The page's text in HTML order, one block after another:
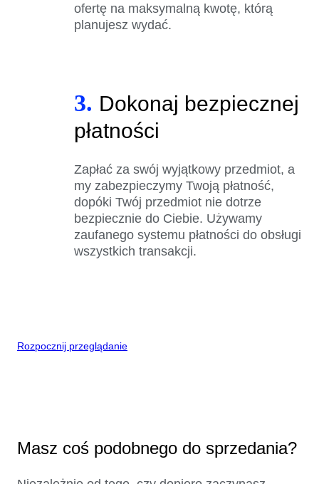
ofertę na maksymalną kwotę, którą
planujesz wydać.
3. Dokonaj bezpiecznej
płatności
Zapłać za swój wyjątkowy przedmiot, a
my zabezpieczymy Twoją płatność,
dopóki Twój przedmiot nie dotrze
bezpiecznie do Ciebie. Używamy
zaufanego systemu płatności do obsługi
wszystkich transakcji.
Rozpocznij przeglądanie
Masz coś podobnego do sprzedania?